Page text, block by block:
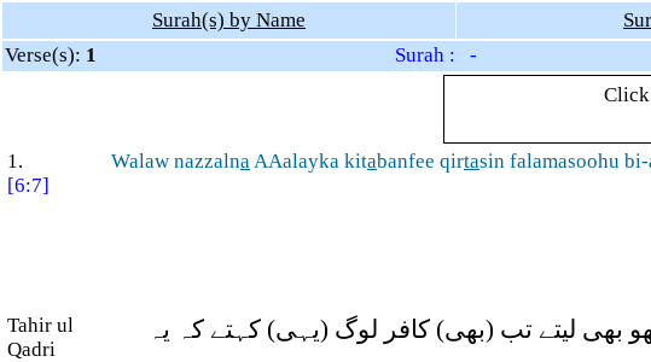
Surah(s) by Name
Verse(s): 1
Surah : -
Click
1.
[6:7]
Walaw nazzalnaAAalayka kitabanfee qirtasin falamasoohu
Tahir ul
Qadri
بھی لیتے تب (بھی) کافر لوگ (یہی) کہتے کہ یہ